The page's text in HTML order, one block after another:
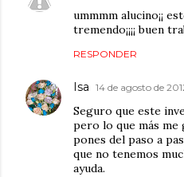
ummmm alucino¡¡
tremendo¡¡¡¡ buen
RESPONDER
Isa 14 de agosto de
Seguro que este
pero lo que más me
pones del paso a
que no tenemos
ayuda.